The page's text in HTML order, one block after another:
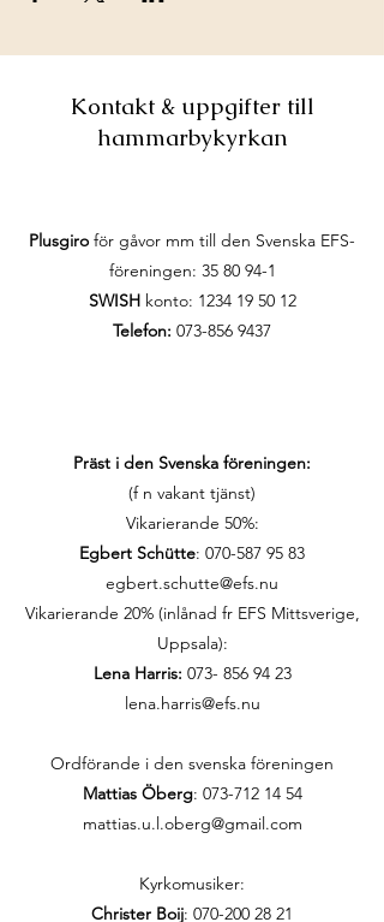
Kontakt & uppgifter till
hammarbykyrkan
Plusgiro för gåvor mm till den Svenska EFS-
föreningen: 35 80 94-1
SWISHkonto: 1234 19 50 12
Telefon: 073-856 9437
Präst i den Svenska föreningen:
(f n vakant tjänst)
Vikarierande 50%:
Egbert Schütte: 070-587 95 83
egbert.schutte@efs.nu
Vikarierande 20% (inlånad fr EFS Mittsverige,
Uppsala):
Lena Harris: 073- 856 94 23
lena.harris@efs.nu
Ordförande i den svenska föreningen
Mattias Öberg: 073-712 14 54
mattias.u.l.oberg@gmail.com
Kyrkomusiker:
Christer Boij: 070-200 28 21